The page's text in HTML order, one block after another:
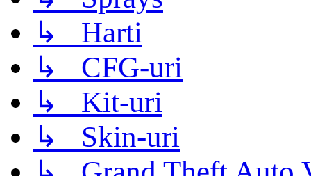
↳ Harti
↳ CFG-uri
↳ Kit-uri
↳ Skin-uri